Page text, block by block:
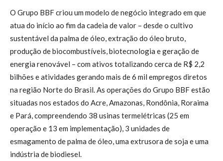
O Grupo BBF criou um modelo de negócio integrado em que
atua do início ao fim da cadeia de valor – desde o cultivo
sustentável da palma de óleo, extração do óleo bruto,
produção de biocombustíveis, biotecnologia e geração de
energia renovável – com ativos totalizando cerca de R$ 2,2
bilhões e atividades gerando mais de 6 mil empregos diretos
na região Norte do Brasil. As operações do Grupo BBF estão
situadas nos estados do Acre, Amazonas, Rondônia, Roraima
e Pará, compreendendo 38 usinas termelétricas (25 em
operação e 13 em implementação), 3 unidades de
esmagamento de palma de óleo, uma extrusora de soja e uma
indústria de biodiesel.